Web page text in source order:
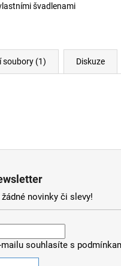
švadlenami
soubory (1) Diskuze
novinky či slevy!
souhlasíte s